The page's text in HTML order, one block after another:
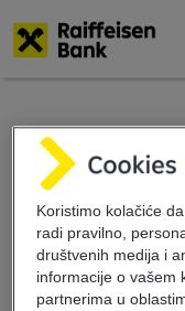
glavni
sadržaj
Koristimo kolačiće
radi pravilno,
društvenih medija i
informacije o vašem
partnerima u